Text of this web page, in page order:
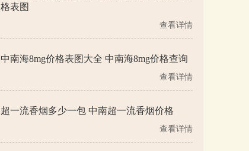
格表图
查看详情
中南海8mg价格表图大全 中南海8mg价格查询
查看详情
超一流香烟多少一包 中南超一流香烟价格
查看详情